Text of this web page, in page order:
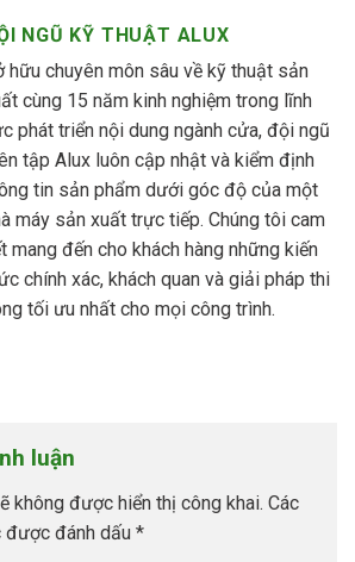
NGŨ KỸ THUẬT ALUX
hữu chuyên môn sâu về kỹ thuật sản
cùng 15 năm kinh nghiệm trong lĩnh
phát triển nội dung ngành cửa, đội ngũ
tập Alux luôn cập nhật và kiểm định
tin sản phẩm dưới góc độ của một
máy sản xuất trực tiếp. Chúng tôi cam
mang đến cho khách hàng những kiến
chính xác, khách quan và giải pháp thi
tối ưu nhất cho mọi công trình.
luận
không được hiển thị công khai. Các
đánh dấu *